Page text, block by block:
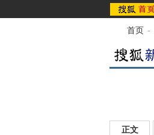
首页 -
正文